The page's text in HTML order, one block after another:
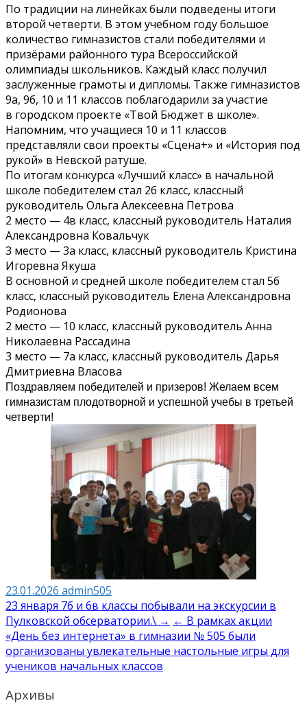
По традиции на линейках были подведены итоги
второй четверти. В этом учебном году большое
количество гимназистов стали победителями и
призёрами районного тура Всероссийской
олимпиады школьников. Каждый класс получил
заслуженные грамоты и дипломы. Также гимназистов
9а, 9б, 10 и 11 классов поблагодарили за участие
в городском проекте «Твой Бюджет в школе».
Напомним, что учащиеся 10 и 11 классов
представляли свои проекты «Сцена+» и «История под
рукой» в Невской ратуше.
По итогам конкурса «Лучший класс» в начальной
школе победителем стал 2б класс, классный
руководитель Ольга Алексеевна Петрова
2 место — 4в класс, классный руководитель Наталия
Александровна Ковальчук
3 место — 3а класс, классный руководитель Кристина
Игоревна Якуша
В основной и средней школе победителем стал 5б
класс, классный руководитель Елена Александровна
Родионова
2 место — 10 класс, классный руководитель Анна
Николаевна Рассадина
3 место — 7а класс, классный руководитель Дарья
Дмитриевна Власова
Поздравляем победителей и призеров! Желаем всем
гимназистам плодотворной и успешной учебы в третьей
четверти!
23.01.2026 admin505
Навигация
по
записям
23 января 7б и 6в классы побывали на экскурсии в
Пулковской обсерватории.\ → ← В рамках акции
«День без интернета» в гимназии № 505 были
организованы увлекательные настольные игры для
учеников начальных классов
Архивы